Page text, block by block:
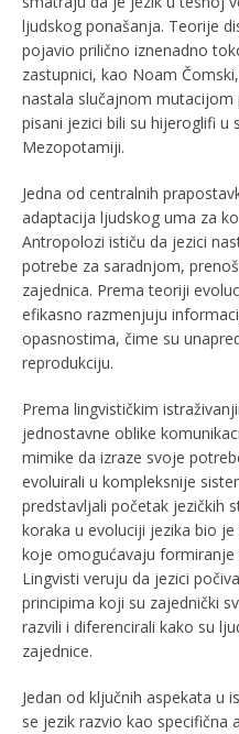
ljudskog ponašanja. Teorije
pojavio prilično iznenadno
zastupnici, kao Noam
nastala slučajnom mutacijom
pisani jezici bili su hijeroglifi u
Mezopotamiji.
Jedna od centralnih
adaptacija ljudskog uma za
Antropolozi ističu da jezici
potrebe za saradnjom,
zajednica. Prema teoriji
efikasno razmenjuju
opasnostima, čime su
reprodukciju.
Prema lingvističkim
jednostavne oblike
mimike da izraze svoje
evoluirali u kompleksnije
predstavljali početak jezičkih
koraka u evoluciji jezika bio
koje omogućavaju formiranje
Lingvisti veruju da jezici
principima koji su zajednički
razvili i diferencirali kako su
zajednice.
Jedan od ključnih aspekata u
se jezik razvio kao specifična